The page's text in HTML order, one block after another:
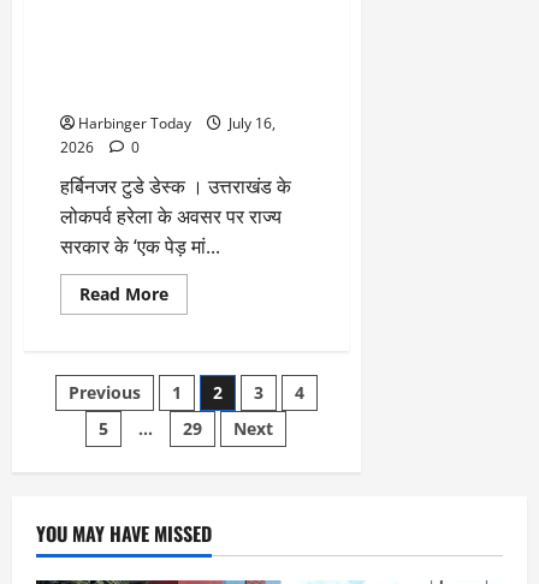
आह्वान
Harbinger Today
July 16,
2026
0
हर्बिनजर टुडे डेस्क । उत्तराखंड के
लोकपर्व हरेला के अवसर पर राज्य
सरकार के ‘एक पेड़ मां...
Read MoreRead
more
जमीन
का
संकल्प:
बगोली
में
प्रभावित
गूंजी
हरियाली,
‘हरेला’
पर
Posts
pagination
Previous 1 2 3
4
5
… 29 Next
YOU MAY HAVE MISSED